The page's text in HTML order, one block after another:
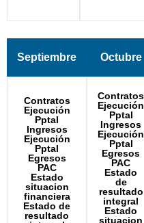
Septiembre Octubre
Contratos
Ejecución
Pptal
Ingresos
Ejecución
Pptal
Egresos
PAC
Estado
situacion
financiera
Estado de
resultado
Contratos
Ejecución
Pptal
Ingresos
Ejecución
Pptal
Egresos
PAC
Estado
de
resultado
integral
Estado
situacion